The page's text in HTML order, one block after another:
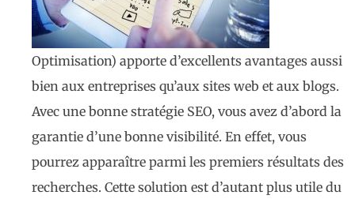
Optimisation) apporte d’excellents avantages aussi
bien aux entreprises qu’aux sites web et aux blogs.
Avec une bonne stratégie SEO, vous avez d’abord la
garantie d’une bonne visibilité. En effet, vous
pourrez apparaître parmi les premiers résultats des
recherches. Cette solution est d’autant plus utile du